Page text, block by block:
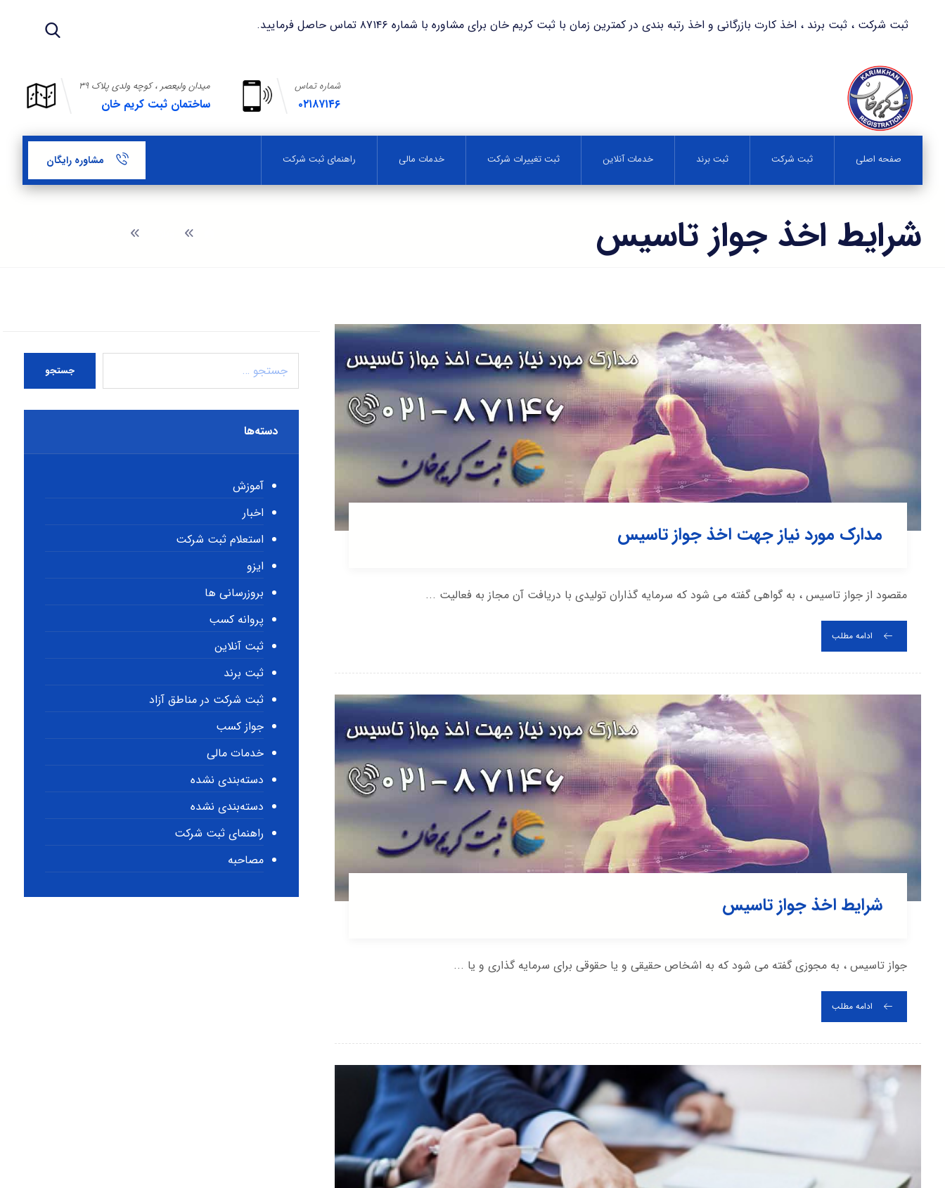
ثبت شرکت ، ثبت برند ، اخذ کارت بازرگانی و اخذ رتبه بندی در کمترین زمان با ثبت کریم خان برای مشاوره با شماره ۸۷۱۴۶ تماس حاصل فرمایید.
میدان ولیعصر ، کوچه ولدی پلاک ۳۹
ساختمان ثبت کریم خان
شماره تماس
۰۲۱۸۷۱۴۶
صفحه اصلی ثبت شرکت ثبت برند خدمات آنلاین ثبت تغییرات شرکت خدمات مالی راهنمای ثبت شرکت مشاوره رایگان
شرایط اخذ جواز تاسیس
مدارک مورد نیاز جهت اخذ جواز تاسیس
مقصود از جواز تاسیس ، به گواهی گفته می شود که سرمایه گذاران تولیدی با دریافت آن مجاز به فعالیت ...
ادامه مطلب
شرایط اخذ جواز تاسیس
جواز تاسیس ، به مجوزی گفته می شود که به اشخاص حقیقی و یا حقوقی برای سرمایه گذاری و یا ...
ادامه مطلب
جستجو
دسته‌ها
آموزش
اخبار
استعلام ثبت شرکت
ایزو
بروزرسانی ها
پروانه کسب
ثبت آنلاین
ثبت برند
ثبت شرکت در مناطق آزاد
جواز کسب
خدمات مالی
دسته‌بندی نشده
دسته‌بندی نشده
راهنمای ثبت شرکت
مصاحبه